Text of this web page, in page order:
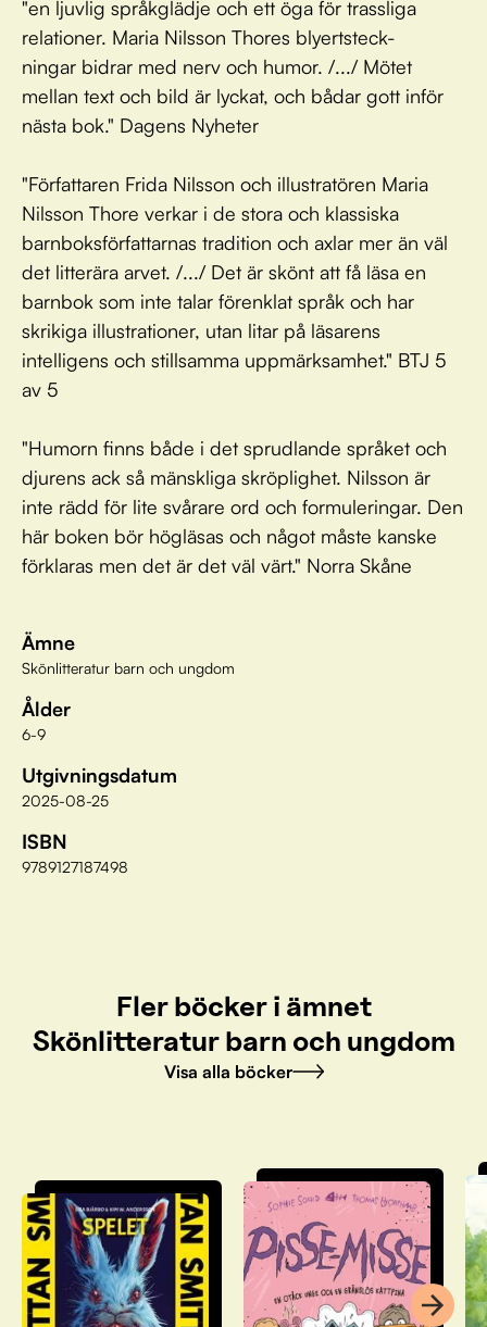
"en ljuvlig språkglädje och ett öga för trassliga
relationer. Maria Nilsson Thores blyertsteck-
ningar bidrar med nerv och humor. /.../ Mötet
mellan text och bild är lyckat, och bådar gott inför
nästa bok." Dagens Nyheter
"Författaren Frida Nilsson och illustratören Maria
Nilsson Thore verkar i de stora och klassiska
barnboksförfattarnas tradition och axlar mer än väl
det litterära arvet. /.../ Det är skönt att få läsa en
barnbok som inte talar förenklat språk och har
skrikiga illustrationer, utan litar på läsarens
intelligens och stillsamma uppmärksamhet." BTJ 5
av 5
"Humorn finns både i det sprudlande språket och
djurens ack så mänskliga skröplighet. Nilsson är
inte rädd för lite svårare ord och formuleringar. Den
här boken bör högläsas och något måste kanske
förklaras men det är det väl värt." Norra Skåne
Ämne
Skönlitteratur barn och ungdom
Ålder
6-9
Utgivningsdatum
2025-08-25
ISBN
9789127187498
Fler böcker i ämnet
Skönlitteratur barn och ungdom
Visa alla böcker